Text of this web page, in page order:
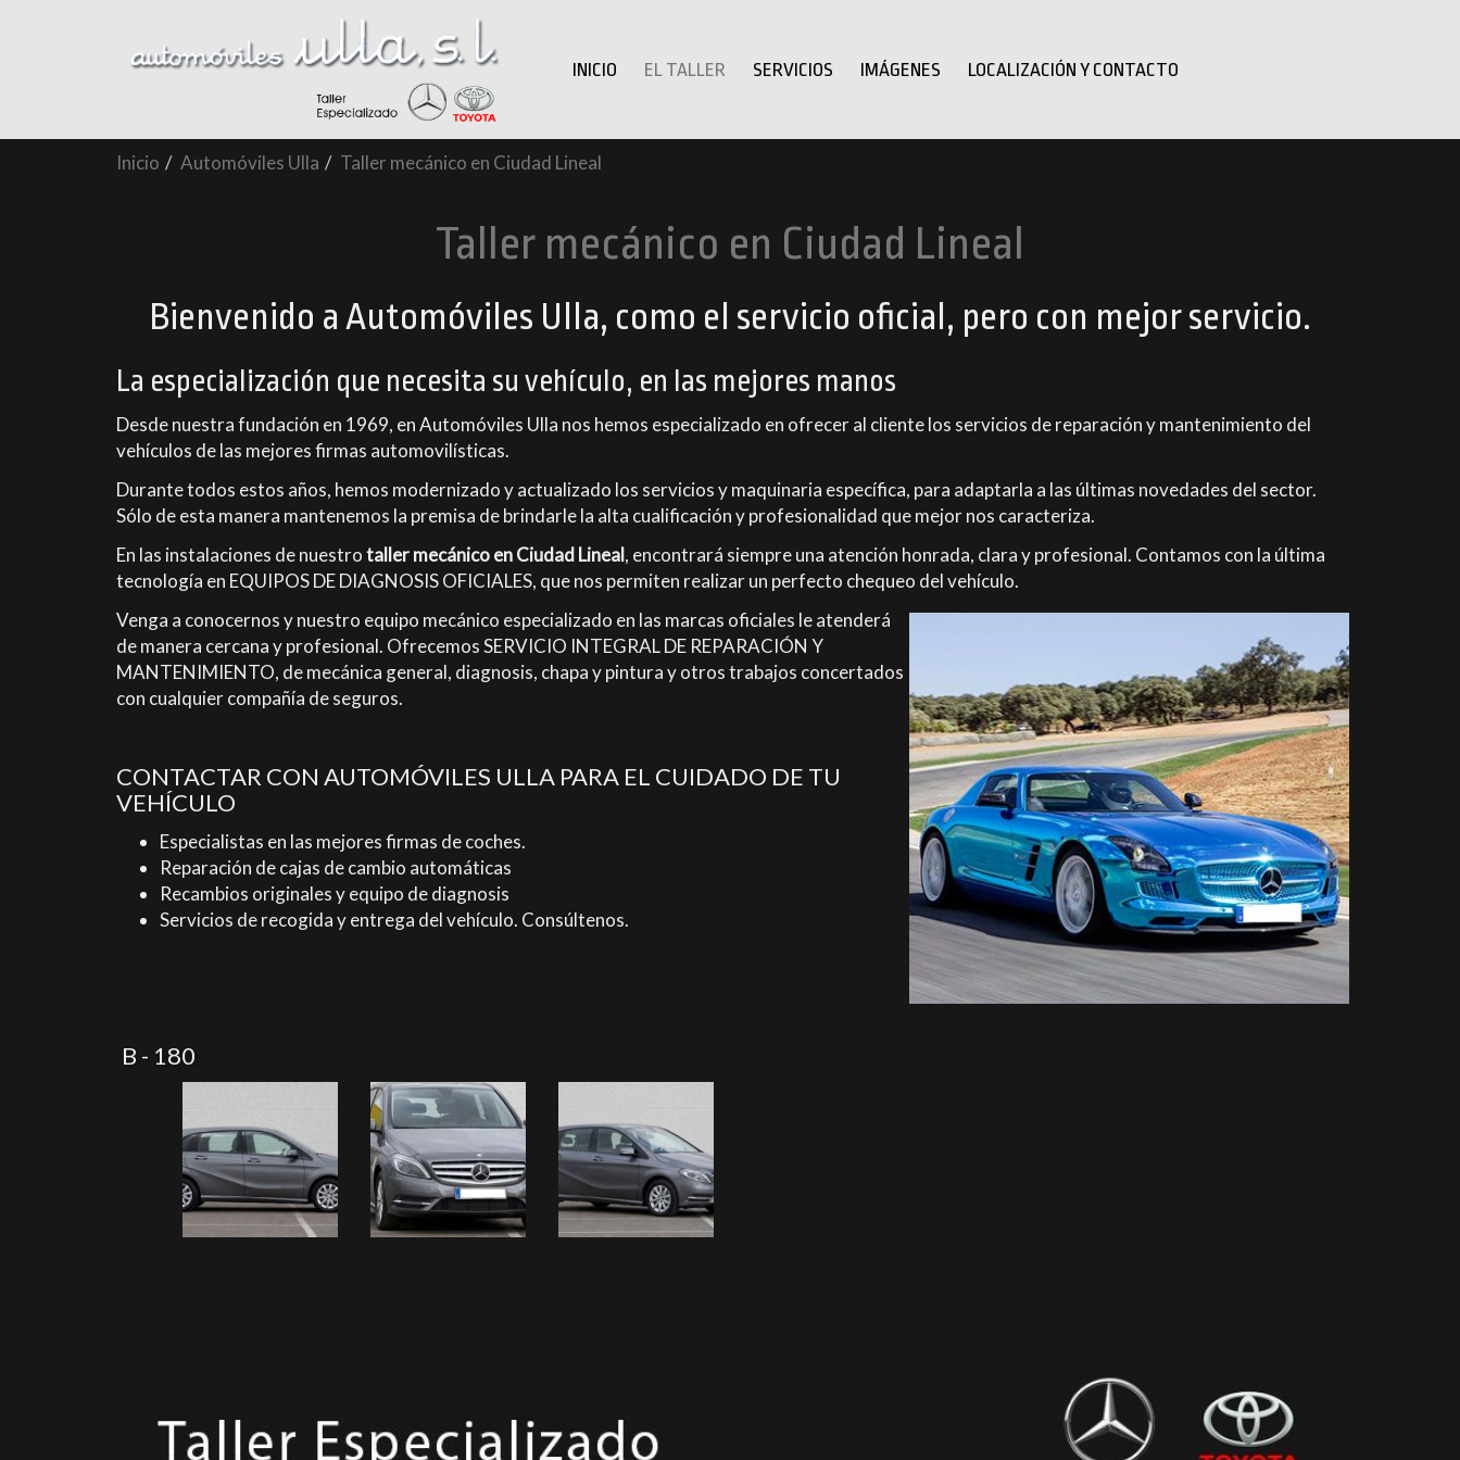
INICIO EL TALLER SERVICIOS IMÁGENES LOCALIZACIÓN Y CONTACTO
Inicio Automóviles Ulla Taller mecánico en Ciudad Lineal
Taller mecánico en Ciudad Lineal
Bienvenido a Automóviles Ulla, como el servicio oficial, pero con mejor servicio.
La especialización que necesita su vehículo, en las mejores manos
Desde nuestra fundación en 1969, en Automóviles Ulla nos hemos especializado en ofrecer al cliente los servicios de reparación y mantenimiento del
vehículos de las mejores firmas automovilísticas.
Durante todos estos años, hemos modernizado y actualizado los servicios y maquinaria específica, para adaptarla a las últimas novedades del sector.
Sólo de esta manera mantenemos la premisa de brindarle la alta cualificación y profesionalidad que mejor nos caracteriza.
En las instalaciones de nuestrotaller mecánico en Ciudad Lineal, encontrará siempre una atención honrada, clara y profesional. Contamos con la última
tecnología en EQUIPOS DE DIAGNOSIS OFICIALES, que nos permiten realizar un perfecto chequeo del vehículo.
Venga a conocernos y nuestro equipo mecánico especializado en las marcas oficiales le atenderá
de manera cercana y profesional. Ofrecemos SERVICIO INTEGRAL DE REPARACIÓN Y
MANTENIMIENTO, de mecánica general, diagnosis, chapa y pintura y otros trabajos concertados
con cualquier compañía de seguros.
CONTACTAR CON AUTOMÓVILES ULLA PARA EL CUIDADO DE TU
VEHÍCULO
Especialistas en las mejores firmas de coches.
Reparación de cajas de cambio automáticas
Recambios originales y equipo de diagnosis
Servicios de recogida y entrega del vehículo. Consúltenos.
B - 180